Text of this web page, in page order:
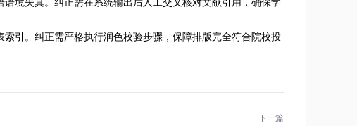
索引。纠正需严格执行润色校验步骤，保障排版完全符合院校投
下一篇